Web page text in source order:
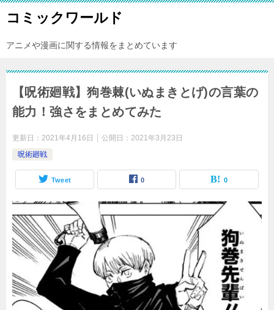
コミックワールド
アニメや漫画に関する情報をまとめています
【呪術廻戦】狗巻棘(いぬまきとげ)の言葉の
能力！強さをまとめてみた
更新日： 2021年4月16日 公開日： 2021年3月23日
呪術廻戦
Tweet 0 0